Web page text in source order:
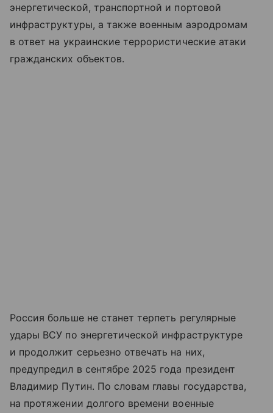
энергетической, транспортной и портовой
инфраструктуры, а также военным аэродромам
в ответ на украинские террористические атаки
гражданских объектов.
Россия больше не станет терпеть регулярные
удары ВСУ по энергетической инфраструктуре
и продолжит серьезно отвечать на них,
предупредил в сентябре 2025 года президент
Владимир Путин. По словам главы государства,
на протяжении долгого времени военные